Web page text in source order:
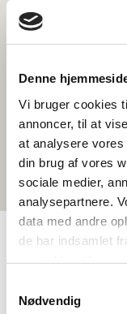
Denne
Vi bruger cookies
annoncer, til at
at analysere
din brug af vores
sociale medier,
analysepartnere.
data med andre
de har indsamlet
samtykker til
Nødvendig
TAGS
Naturfag